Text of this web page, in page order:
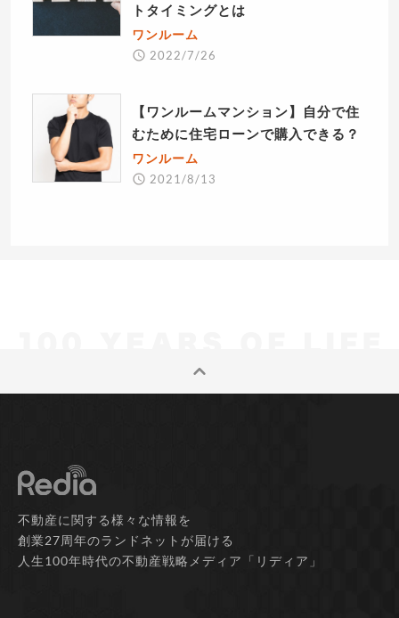
トタイミングとは
ワンルーム
2022/7/26
【ワンルームマンション】自分で住
むために住宅ローンで購入できる？
ワンルーム
2021/8/13
不動産に関する様々な情報を
創業27周年のランドネットが届ける
人生100年時代の不動産戦略メディア「リディア」